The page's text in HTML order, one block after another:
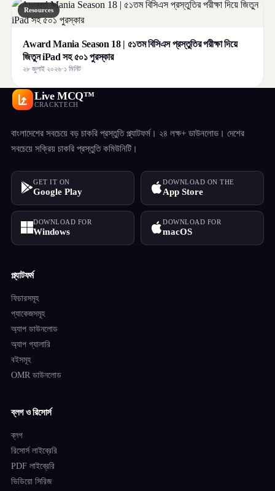
Resources
Award Mania Season 18 | ৫১তম বিসিএস প্রস্তুতির পরীক্ষা দিয়ে
জিতুন iPad সহ ৫০১ পুরস্কার
২৮ জুলাই ২০২৬·১ মিনিট
Live MCQ™
CRACKTECH
বাংলাদেশের সবচেয়ে বড় চাকরি প্রস্তুতি প্ল্যাটফর্ম। ২৪ লক্ষ+ ডাউনলোড। দেশের
সবচেয়ে সক্রিয় চাকরি প্রস্তুতি কমিউনিটি।
GET IT ON
Google Play
DOWNLOAD ON THE
App Store
DOWNLOAD FOR
Windows
DOWNLOAD FOR
macOS
প্ল্যাটফর্ম
ফিচারসমূহ
প্যাকেজসমূহ
অ্যাপ ডাউনলোড
অ্যাপ গ্যালারি
বইসমূহ
OMR ডাউনলোড
ব্লগ ও রিসোর্স
ব্লগ
রিসোর্স লাইব্রেরি
PDF লাইব্রেরি
ভিডিয়ো সিরিজ